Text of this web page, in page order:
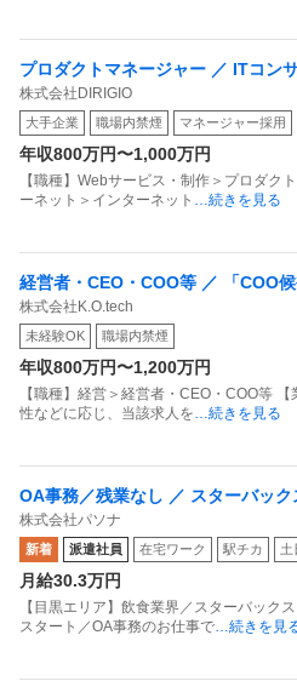
プロダクトマネージャー ／ ITコン
ス）
株式会社DIRIGIO
大手企業 職場内禁煙 マネージャー採用
年収800万円〜1,000万円
【職種】Webサービス・制作＞プロダク
ーネット＞インターネット …続きを見る
経営者・CEO・COO等 ／ 「COO
クロ」を創る／多店舗展開・チェー
者」募集
株式会社K.O.tech
未経験OK 職場内禁煙
年収800万円〜1,200万円
【職種】経営＞経営者・CEO・COO等
性などに応じ、当該求人を…続きを見る
OA事務／残業なし ／ スターバッ
務のお仕事 ／ 派遣
株式会社パソナ
新着 派遣社員 在宅ワーク 駅チカ 土
月給30.3万円
【目黒エリア】飲食業界／スターバック
スタート／OA事務のお仕事で…続きを見